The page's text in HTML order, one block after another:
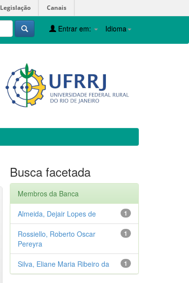
Legislação Canais
Idioma
Entrar em:
Busca facetada
Membros da Banca
1
Almeida, Dejair Lopes de
1
Rossiello, Roberto Oscar
Pereyra
1
Silva, Eliane Maria Ribeiro da